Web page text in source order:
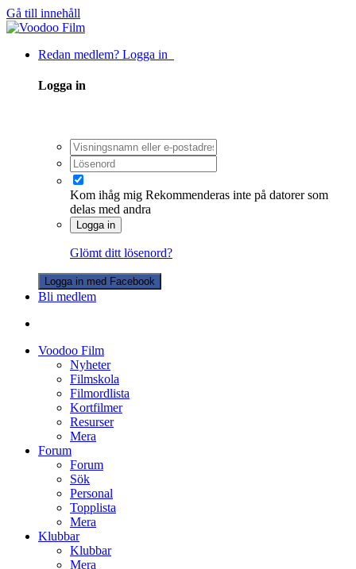
Gå till innehåll
Redan medlem? Logga in
Logga in
Kom ihåg mig Rekommenderas inte på datorer som
delas med andra
Logga in
Glömt ditt lösenord?
Logga in med Facebook
Bli medlem
Voodoo Film
Nyheter
Filmskola
Filmordlista
Kortfilmer
Resurser
Mera
Forum
Forum
Sök
Personal
Topplista
Mera
Klubbar
Klubbar
Mera